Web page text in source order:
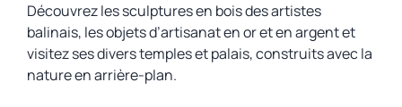
Découvrez les sculptures en bois des artistes
balinais, les objets d’artisanat en or et en argent et
visitez ses divers temples et palais, construits avec la
nature en arrière-plan.